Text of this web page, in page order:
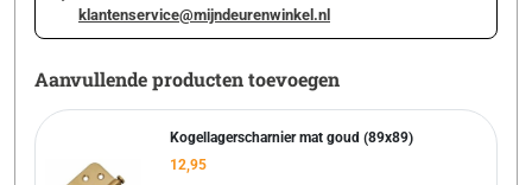
klantenservice@mijndeurenwinkel.nl
Aanvullende producten toevoegen
Kogellagerscharnier mat goud (89x89)
12,95